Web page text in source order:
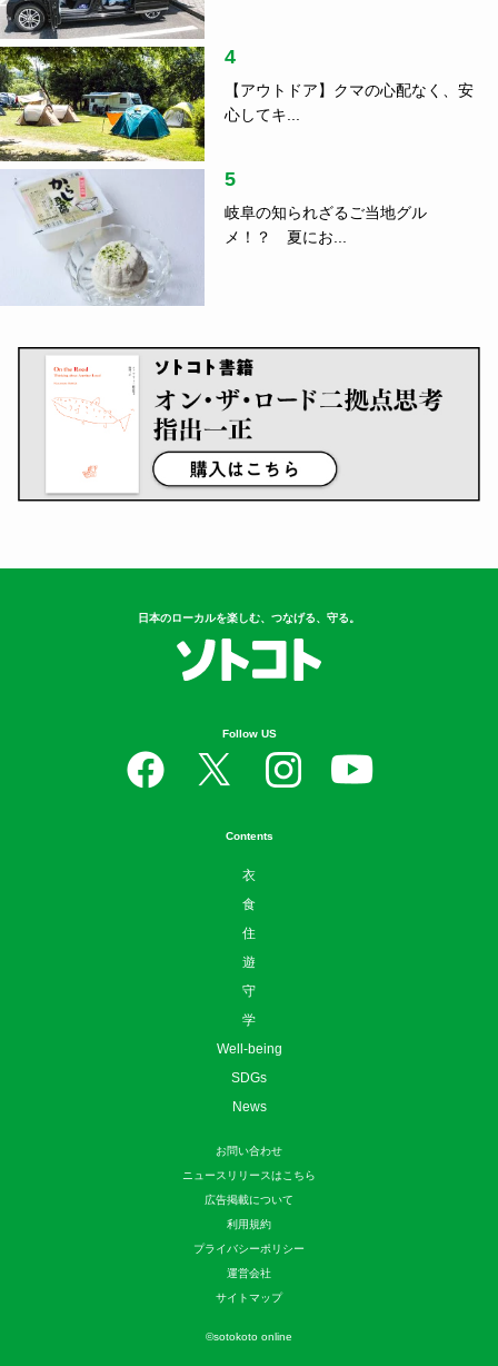
4
【アウトドア】クマの心配なく、安
心してキ...
5
岐阜の知られざるご当地グル
メ！？ 夏にお...
日本のローカルを楽しむ、つなげる、守る。
Follow US
Contents
衣
食
住
遊
守
学
Well-being
SDGs
News
お問い合わせ
ニュースリリースはこちら
広告掲載について
利用規約
プライバシーポリシー
運営会社
サイトマップ
©sotokoto online